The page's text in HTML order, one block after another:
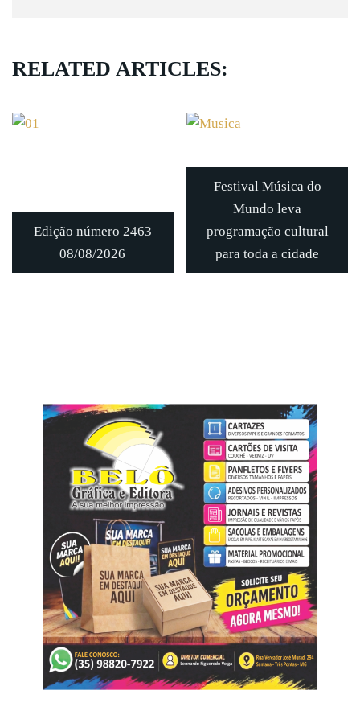
RELATED ARTICLES:
Edição número 2463
08/08/2026
Festival Música do
Mundo leva
programação cultural
para toda a cidade